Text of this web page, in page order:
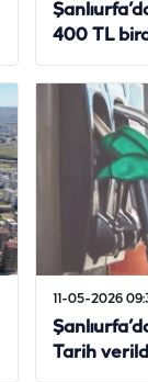
400 TL
11-05-2026
Tarih